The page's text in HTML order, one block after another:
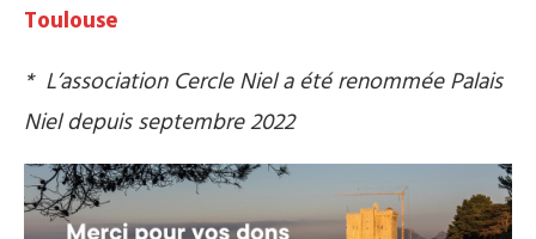
Toulouse
* L’association Cercle Niel a été renommée Palais
Niel depuis septembre 2022